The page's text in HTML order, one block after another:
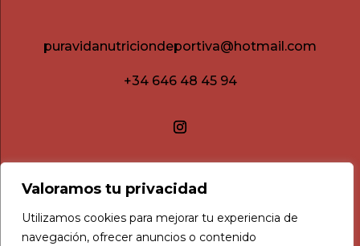
Valoramos tu privacidad
Utilizamos cookies para mejorar tu experiencia de
navegación, ofrecer anuncios o contenido
puravidanutriciondeportiva@hotmail.com
+34 646 48 45 94